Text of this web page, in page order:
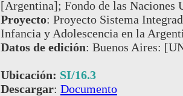
[Argentina]; Fondo de las Naciones
Proyecto: Proyecto Sistema
Infancia y Adolescencia en la
Datos de edición: Buenos Aires:
Ubicación: SI/16.3
Descargar: Documento